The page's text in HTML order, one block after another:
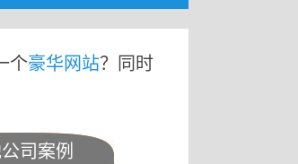
个豪华网站？同时
司案例